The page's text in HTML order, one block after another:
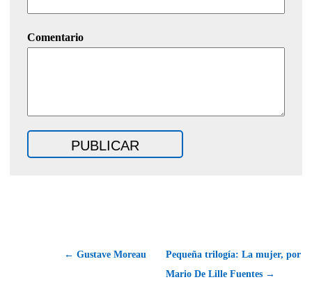
Comentario
← Gustave Moreau
Pequeña trilogía: La mujer, por
Mario De Lille Fuentes →